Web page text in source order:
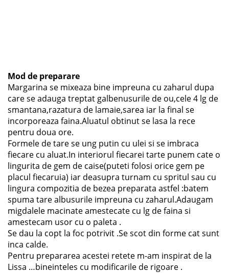
Mod de preparare
Margarina se mixeaza bine impreuna cu zaharul dupa
care se adauga treptat galbenusurile de ou,cele 4 lg de
smantana,razatura de lamaie,sarea iar la final se
incorporeaza faina.Aluatul obtinut se lasa la rece
pentru doua ore.
Formele de tare se ung putin cu ulei si se imbraca
fiecare cu aluat.In interiorul fiecarei tarte punem cate o
lingurita de gem de caise(puteti folosi orice gem pe
placul fiecaruia) iar deasupra turnam cu spritul sau cu
lingura compozitia de bezea preparata astfel :batem
spuma tare albusurile impreuna cu zaharul.Adaugam
migdalele macinate amestecate cu lg de faina si
amestecam usor cu o paleta .
Se dau la copt la foc potrivit .Se scot din forme cat sunt
inca calde.
Pentru prepararea acestei retete m-am inspirat de la
Lissa …bineinteles cu modificarile de rigoare .